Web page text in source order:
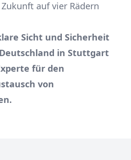
auf vier Rädern
Sicht und Sicherheit
in Stuttgart
für den
von